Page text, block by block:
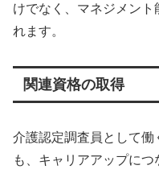
けでなく、マネジメン
れます。
関連資格の取得
介護認定調査員として働
も、キャリアアップにつ